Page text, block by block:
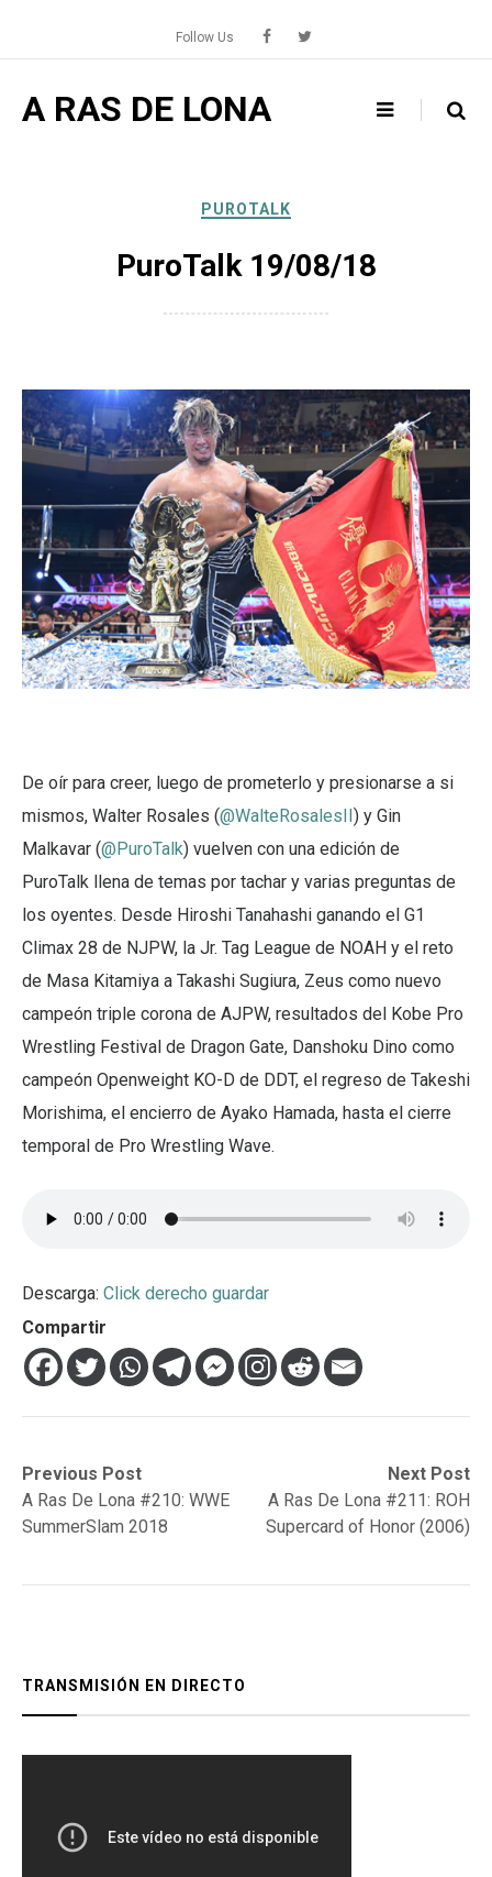
content
Follow Us
A RAS DE LONA
PUROTALK
PuroTalk 19/08/18
De oír para creer, luego de prometerlo y presionarse a si
mismos, Walter Rosales (@WalteRosalesII) y Gin
Malkavar (@PuroTalk) vuelven con una edición de
PuroTalk llena de temas por tachar y varias preguntas de
los oyentes. Desde Hiroshi Tanahashi ganando el G1
Climax 28 de NJPW, la Jr. Tag League de NOAH y el reto
de Masa Kitamiya a Takashi Sugiura, Zeus como nuevo
campeón triple corona de AJPW, resultados del Kobe Pro
Wrestling Festival de Dragon Gate, Danshoku Dino como
campeón Openweight KO-D de DDT, el regreso de Takeshi
Morishima, el encierro de Ayako Hamada, hasta el cierre
temporal de Pro Wrestling Wave.
Descarga: Click derecho guardar
Compartir
Navegación
de
entradas
Previous Post
Previous
post:A Ras De Lona #210: WWE
SummerSlam 2018
Next Post
Next
post:
A Ras De Lona #211: ROH
Supercard of Honor (2006)
TRANSMISIÓN EN DIRECTO